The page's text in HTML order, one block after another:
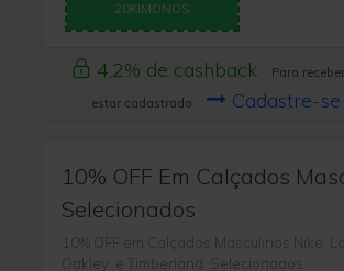
20KIMONOS
4,2% de cashback
Para
estar cadastrado
Cadastre-
10% OFF Em Calçados
Selecionados
10% OFF em Calçados Masculinos Nike,
Oakley e Timberland Selecionados